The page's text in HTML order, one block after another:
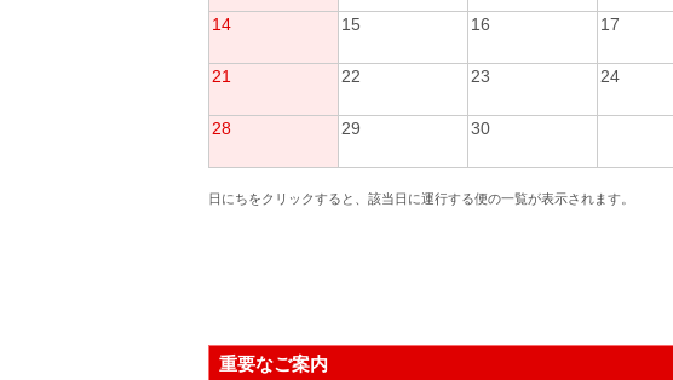
14 15 16 17
21 22 23 24
28 29 30
日にちをクリックすると、該当日に運行する便の一覧が表示されます。
重要なご案内